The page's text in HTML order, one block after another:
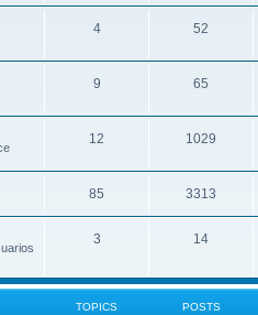
4 52
9 65
12 1029
85 3313
3 14
TOPICS POSTS